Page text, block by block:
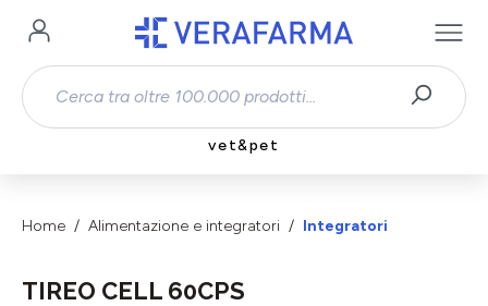
Passa al contenuto principale
vet&pet
Home Alimentazione e integratori Integratori
TIREO CELL 60CPS